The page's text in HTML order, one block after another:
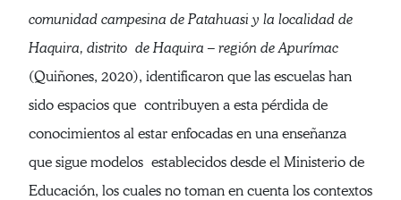
comunidad campesina de Patahuasi y la localidad de
Haquira, distrito de Haquira – región de Apurímac
(Quiñones, 2020), identificaron que las escuelas han
sido espacios que contribuyen a esta pérdida de
conocimientos al estar enfocadas en una enseñanza
que sigue modelos establecidos desde el Ministerio de
Educación, los cuales no toman en cuenta los contextos